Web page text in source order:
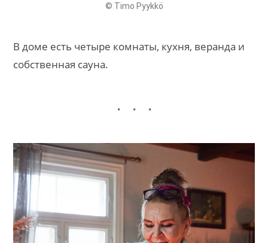
© Timo Pyykkö
В доме есть четыре комнаты, кухня, веранда и
собственная сауна.